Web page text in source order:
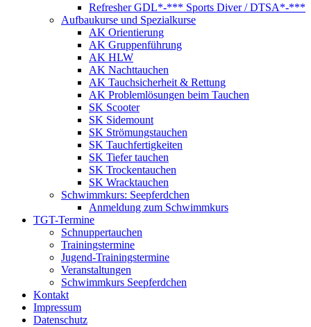
Refresher GDL*-*** Sports Diver / DTSA*-***
Aufbaukurse und Spezialkurse
AK Orientierung
AK Gruppenführung
AK HLW
AK Nachttauchen
AK Tauchsicherheit & Rettung
AK Problemlösungen beim Tauchen
SK Scooter
SK Sidemount
SK Strömungstauchen
SK Tauchfertigkeiten
SK Tiefer tauchen
SK Trockentauchen
SK Wracktauchen
Schwimmkurs: Seepferdchen
Anmeldung zum Schwimmkurs
TGT-Termine
Schnuppertauchen
Trainingstermine
Jugend-Trainingstermine
Veranstaltungen
Schwimmkurs Seepferdchen
Kontakt
Impressum
Datenschutz